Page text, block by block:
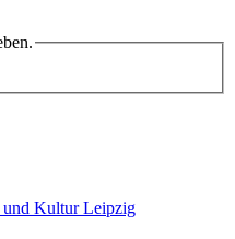
und Kultur Leipzig